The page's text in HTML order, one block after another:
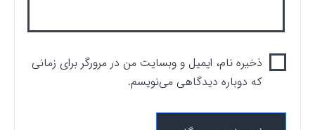
ذخیره نام، ایمیل و وبسایت من در مرورگر برای زمانی
که دوباره دیدگاهی می‌نویسم.